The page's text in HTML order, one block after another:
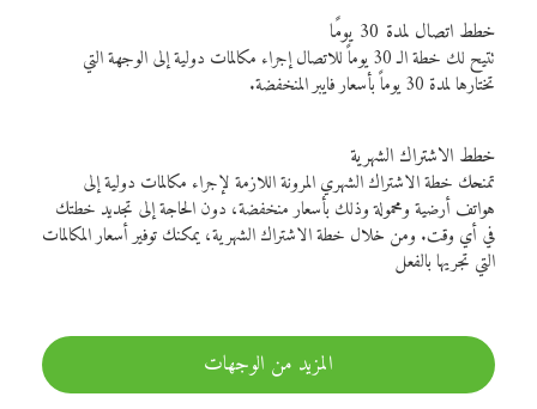
خطط اتصال لمدة 30 يومًا
تتيح لك خطة الـ 30 يوماً للاتصال إجراء مكالمات دولية إلى الوجهة التي
تختارها لمدة 30 يوماً بأسعار فايبر المنخفضة.
خطط الاشتراك الشهرية
تمنحك خطة الاشتراك الشهري المرونة اللازمة لإجراء مكالمات دولية إلى
هواتف أرضية ومحمولة وذلك بأسعار منخفضة، دون الحاجة إلى تجديد خطتك
في أي وقت. ومن خلال خطة الاشتراك الشهرية، يمكنك توفير أسعار المكالمات
التي تجريها بالفعل
المزيد من الوجهات